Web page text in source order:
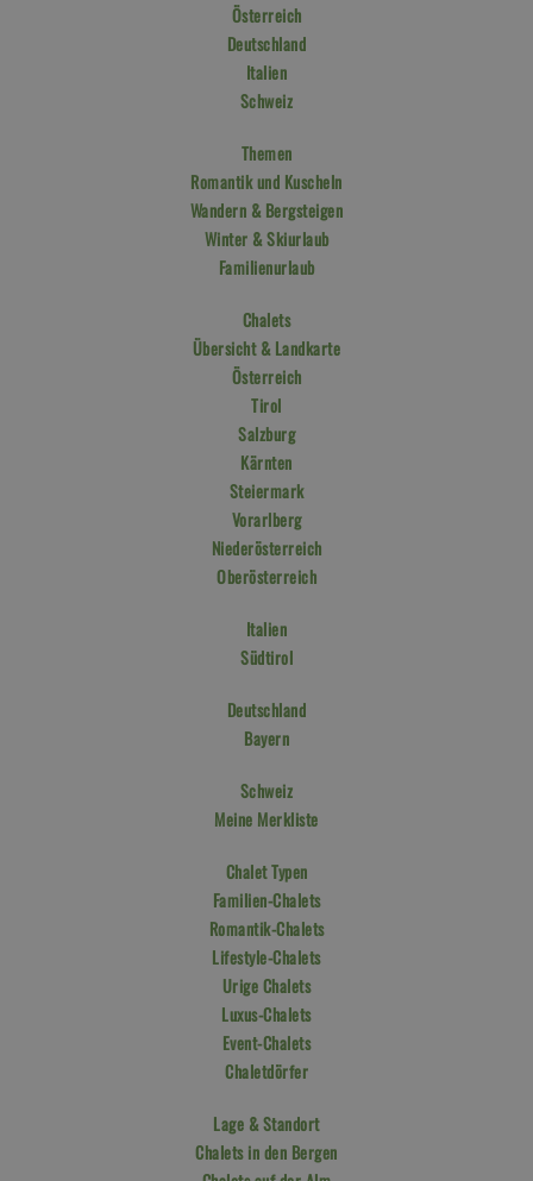
Österreich
Deutschland
Italien
Schweiz
Themen
Romantik und Kuscheln
Wandern & Bergsteigen
Winter & Skiurlaub
Familienurlaub
Chalets
Übersicht & Landkarte
Österreich
Tirol
Salzburg
Kärnten
Steiermark
Vorarlberg
Niederösterreich
Oberösterreich
Italien
Südtirol
Deutschland
Bayern
Schweiz
Meine Merkliste
Chalet Typen
Familien-Chalets
Romantik-Chalets
Lifestyle-Chalets
Urige Chalets
Luxus-Chalets
Event-Chalets
Chaletdörfer
Lage & Standort
Chalets in den Bergen